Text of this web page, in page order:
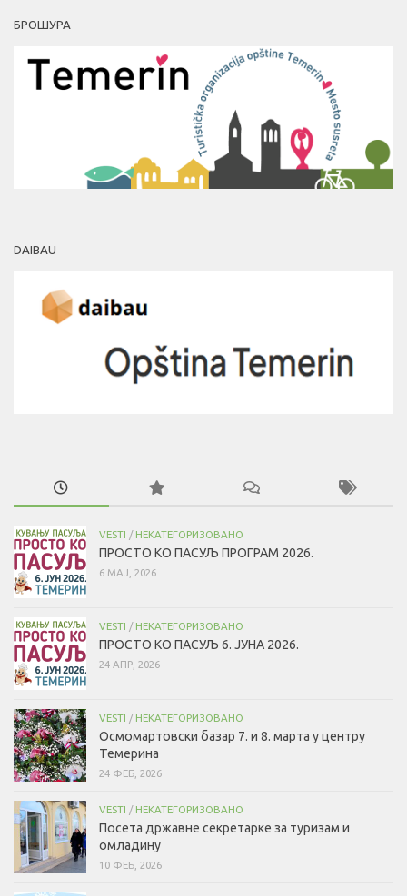
БРОШУРА
DAIBAU
VESTI / НЕКАТЕГОРИЗОВАНО
ПРОСТО КО ПАСУЉ ПРОГРАМ 2026.
6 МАЈ, 2026
VESTI / НЕКАТЕГОРИЗОВАНО
ПРОСТО КО ПАСУЉ 6. ЈУНА 2026.
24 АПР, 2026
VESTI / НЕКАТЕГОРИЗОВАНО
Осмомартовски базар 7. и 8. марта у центру
Темерина
24 ФЕБ, 2026
VESTI / НЕКАТЕГОРИЗОВАНО
Посета државне секретарке за туризам и
омладину
10 ФЕБ, 2026